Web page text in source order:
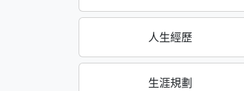
人生經歷
生涯規劃